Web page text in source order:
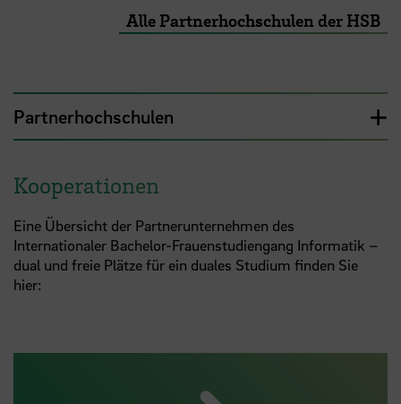
Alle Partnerhochschulen der HSB
Partnerhochschulen
Kooperationen
Eine Übersicht der Partnerunternehmen des
Internationaler Bachelor-Frauenstudiengang Informatik –
dual und freie Plätze für ein duales Studium finden Sie
hier: